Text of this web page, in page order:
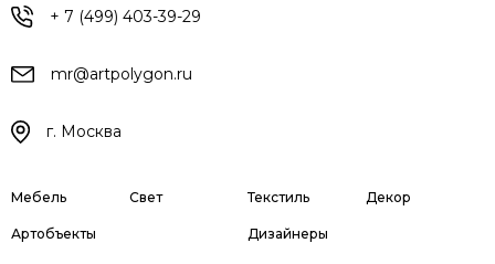
+ 7 (499) 403-39-29
mr@artpolygon.ru
г. Москва
Мебель Свет Текстиль Декор
Артобъекты Дизайнеры